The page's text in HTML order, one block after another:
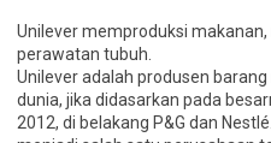
Unilever memproduksi
perawatan tubuh.
Unilever adalah produsen
dunia, jika didasarkan pada
2012, di belakang P&G dan